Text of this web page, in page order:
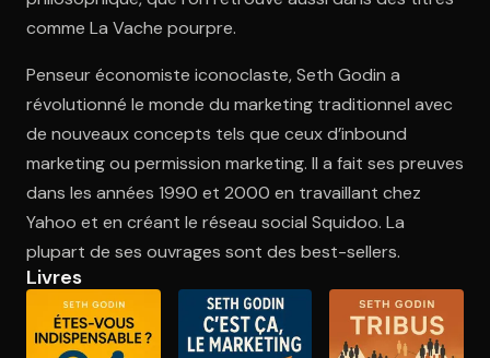
Ouvre l'app Appareil photo, pointe sur le code. C'est gratuit à
comme La Vache pourpre.
Penseur économiste iconoclaste, Seth Godin a
révolutionné le monde du marketing traditionnel avec
de nouveaux concepts tels que ceux d’inbound
marketing ou permission marketing. Il a fait ses preuves
dans les années 1990 et 2000 en travaillant chez
Yahoo et en créant le réseau social Squidoo. La
plupart de ses ouvrages sont des best-sellers.
Livres